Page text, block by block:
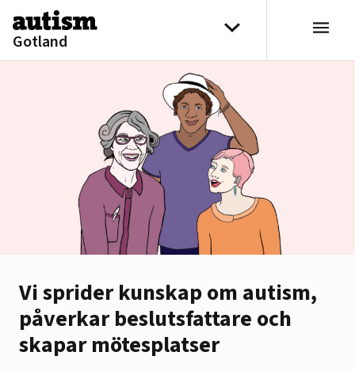
Hoppa till innehåll
Gotland
Välj distrikt
Vi sprider kunskap om autism,
påverkar beslutsfattare och
skapar mötesplatser